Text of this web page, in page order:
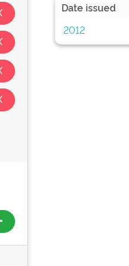
Date issued
2012